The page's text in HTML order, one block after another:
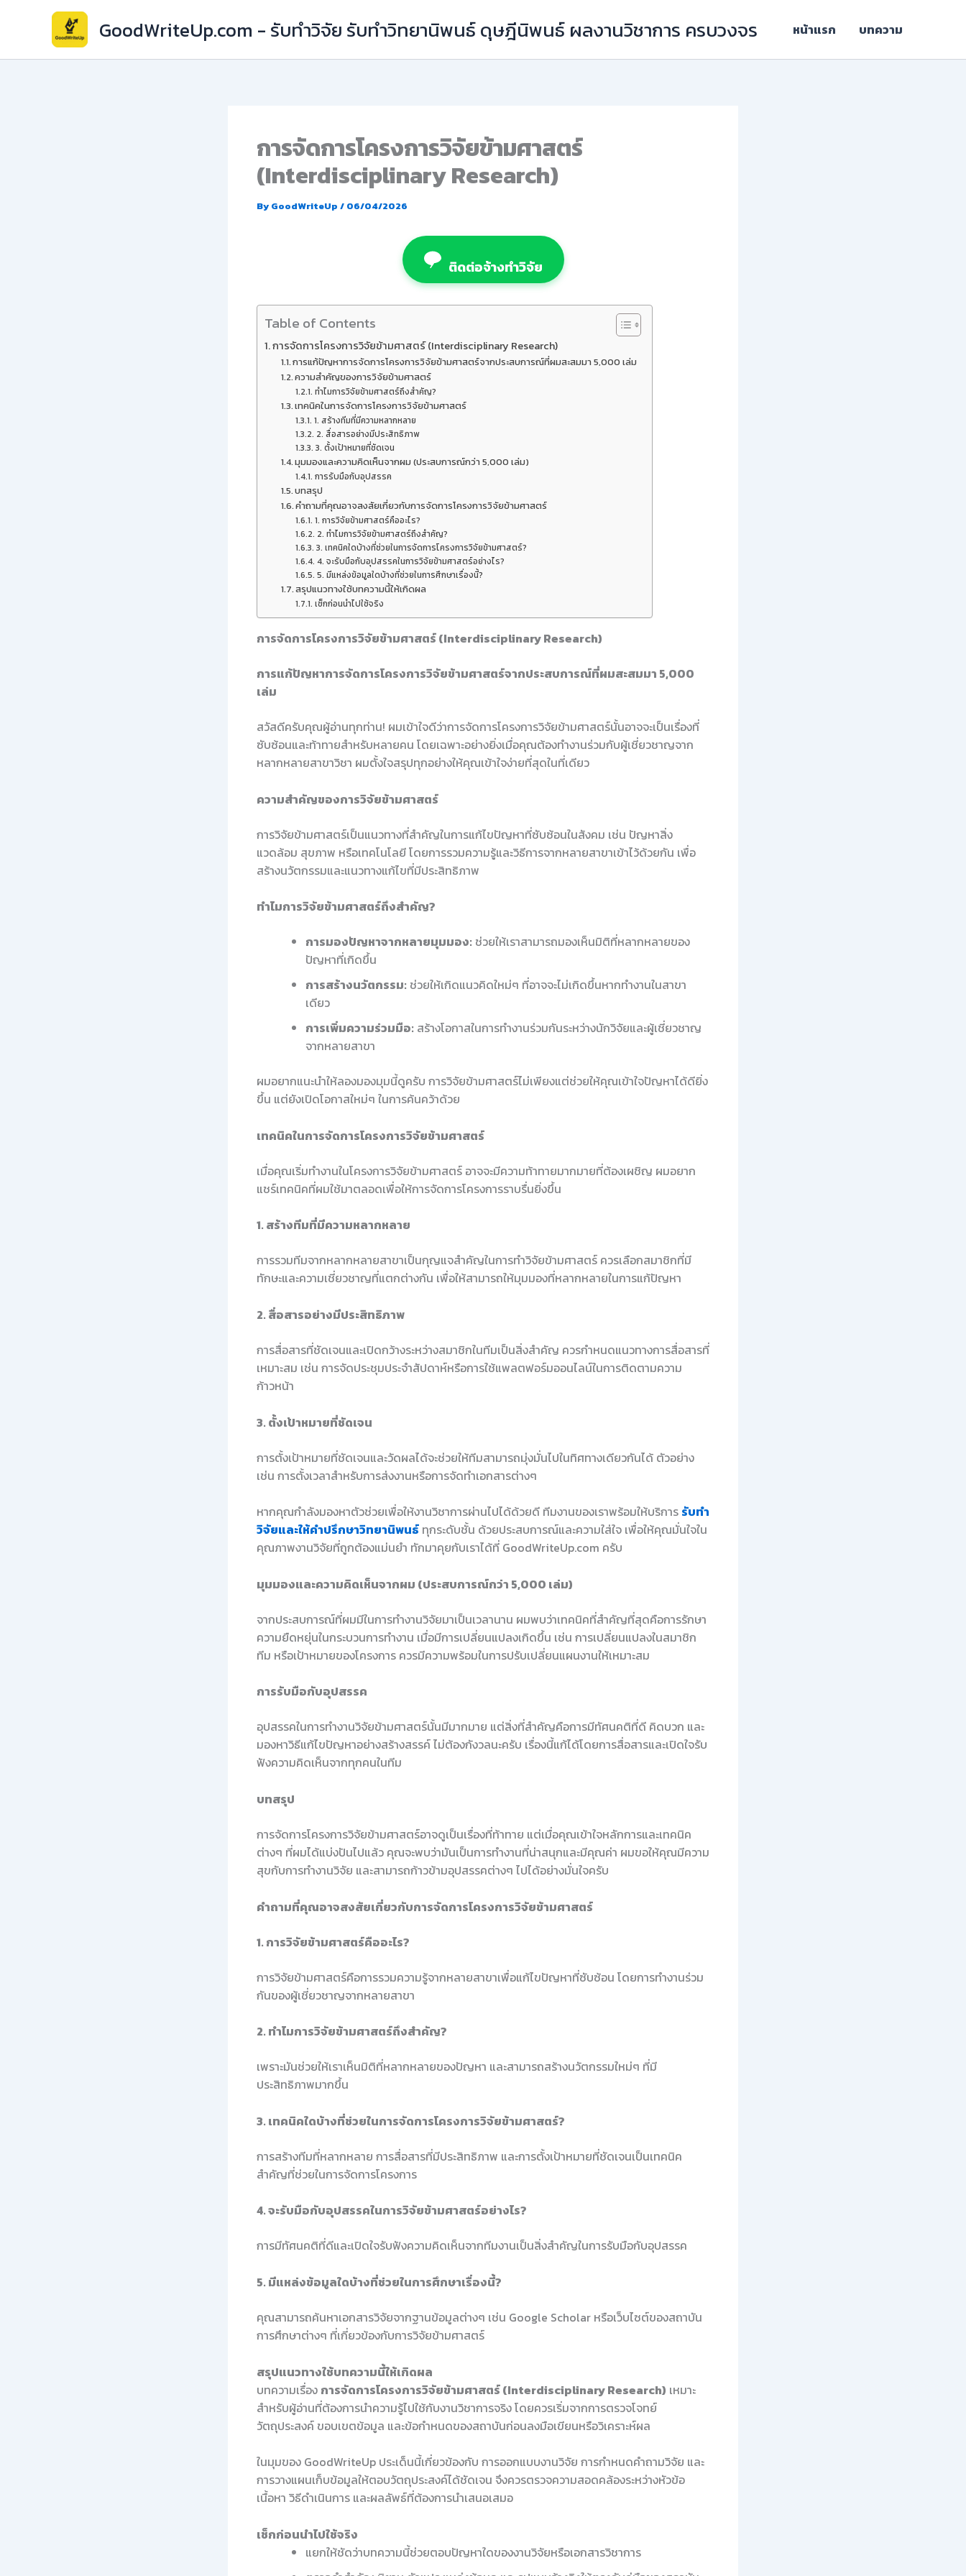
GoodWriteUp.com - รับทำวิจัย รับทำวิทยานิพนธ์ ดุษฎีนิพนธ์ ผลงานวิชาการ ครบวงจร หน้าแรก บทความ
การจัดการโครงการวิจัยข้ามศาสตร์
(Interdisciplinary Research)
By GoodWriteUp / 06/04/2026
ติดต่อจ้างทำวิจัย
Table of Contents
การจัดการโครงการวิจัยข้ามศาสตร์ (Interdisciplinary Research)
การแก้ปัญหาการจัดการโครงการวิจัยข้ามศาสตร์จากประสบการณ์ที่ผมสะสมมา 5,000 เล่ม
ความสำคัญของการวิจัยข้ามศาสตร์
ทำไมการวิจัยข้ามศาสตร์ถึงสำคัญ?
เทคนิคในการจัดการโครงการวิจัยข้ามศาสตร์
1. สร้างทีมที่มีความหลากหลาย
2. สื่อสารอย่างมีประสิทธิภาพ
3. ตั้งเป้าหมายที่ชัดเจน
มุมมองและความคิดเห็นจากผม (ประสบการณ์กว่า 5,000 เล่ม)
การรับมือกับอุปสรรค
บทสรุป
คำถามที่คุณอาจสงสัยเกี่ยวกับการจัดการโครงการวิจัยข้ามศาสตร์
1. การวิจัยข้ามศาสตร์คืออะไร?
2. ทำไมการวิจัยข้ามศาสตร์ถึงสำคัญ?
3. เทคนิคใดบ้างที่ช่วยในการจัดการโครงการวิจัยข้ามศาสตร์?
4. จะรับมือกับอุปสรรคในการวิจัยข้ามศาสตร์อย่างไร?
5. มีแหล่งข้อมูลใดบ้างที่ช่วยในการศึกษาเรื่องนี้?
สรุปแนวทางใช้บทความนี้ให้เกิดผล
เช็กก่อนนำไปใช้จริง
การจัดการโครงการวิจัยข้ามศาสตร์ (Interdisciplinary Research)
การแก้ปัญหาการจัดการโครงการวิจัยข้ามศาสตร์จากประสบการณ์ที่ผมสะสมมา 5,000
เล่ม
สวัสดีครับคุณผู้อ่านทุกท่าน! ผมเข้าใจดีว่าการจัดการโครงการวิจัยข้ามศาสตร์นั้นอาจจะเป็นเรื่องที่
ซับซ้อนและท้าทายสำหรับหลายคน โดยเฉพาะอย่างยิ่งเมื่อคุณต้องทำงานร่วมกับผู้เชี่ยวชาญจาก
หลากหลายสาขาวิชา ผมตั้งใจสรุปทุกอย่างให้คุณเข้าใจง่ายที่สุดในที่เดียว
ความสำคัญของการวิจัยข้ามศาสตร์
การวิจัยข้ามศาสตร์เป็นแนวทางที่สำคัญในการแก้ไขปัญหาที่ซับซ้อนในสังคม เช่น ปัญหาสิ่ง
แวดล้อม สุขภาพ หรือเทคโนโลยี โดยการรวมความรู้และวิธีการจากหลายสาขาเข้าไว้ด้วยกัน เพื่อ
สร้างนวัตกรรมและแนวทางแก้ไขที่มีประสิทธิภาพ
ทำไมการวิจัยข้ามศาสตร์ถึงสำคัญ?
การมองปัญหาจากหลายมุมมอง: ช่วยให้เราสามารถมองเห็นมิติที่หลากหลายของ
ปัญหาที่เกิดขึ้น
การสร้างนวัตกรรม: ช่วยให้เกิดแนวคิดใหม่ๆ ที่อาจจะไม่เกิดขึ้นหากทำงานในสาขา
เดียว
การเพิ่มความร่วมมือ: สร้างโอกาสในการทำงานร่วมกันระหว่างนักวิจัยและผู้เชี่ยวชาญ
จากหลายสาขา
ผมอยากแนะนำให้ลองมองมุมนี้ดูครับ การวิจัยข้ามศาสตร์ไม่เพียงแต่ช่วยให้คุณเข้าใจปัญหาได้ดียิ่ง
ขึ้น แต่ยังเปิดโอกาสใหม่ๆ ในการค้นคว้าด้วย
เทคนิคในการจัดการโครงการวิจัยข้ามศาสตร์
เมื่อคุณเริ่มทำงานในโครงการวิจัยข้ามศาสตร์ อาจจะมีความท้าทายมากมายที่ต้องเผชิญ ผมอยาก
แชร์เทคนิคที่ผมใช้มาตลอดเพื่อให้การจัดการโครงการราบรื่นยิ่งขึ้น
1. สร้างทีมที่มีความหลากหลาย
การรวมทีมจากหลากหลายสาขาเป็นกุญแจสำคัญในการทำวิจัยข้ามศาสตร์ ควรเลือกสมาชิกที่มี
ทักษะและความเชี่ยวชาญที่แตกต่างกัน เพื่อให้สามารถให้มุมมองที่หลากหลายในการแก้ปัญหา
2. สื่อสารอย่างมีประสิทธิภาพ
การสื่อสารที่ชัดเจนและเปิดกว้างระหว่างสมาชิกในทีมเป็นสิ่งสำคัญ ควรกำหนดแนวทางการสื่อสารที่
เหมาะสม เช่น การจัดประชุมประจำสัปดาห์หรือการใช้แพลตฟอร์มออนไลน์ในการติดตามความ
ก้าวหน้า
3. ตั้งเป้าหมายที่ชัดเจน
การตั้งเป้าหมายที่ชัดเจนและวัดผลได้จะช่วยให้ทีมสามารถมุ่งมั่นไปในทิศทางเดียวกันได้ ตัวอย่าง
เช่น การตั้งเวลาสำหรับการส่งงานหรือการจัดทำเอกสารต่างๆ
หากคุณกำลังมองหาตัวช่วยเพื่อให้งานวิชาการผ่านไปได้ด้วยดี ทีมงานของเราพร้อมให้บริการ รับทำ
วิจัยและให้คำปรึกษาวิทยานิพนธ์ ทุกระดับชั้น ด้วยประสบการณ์และความใส่ใจ เพื่อให้คุณมั่นใจใน
คุณภาพงานวิจัยที่ถูกต้องแม่นยำ ทักมาคุยกับเราได้ที่ GoodWriteUp.com ครับ
มุมมองและความคิดเห็นจากผม (ประสบการณ์กว่า 5,000 เล่ม)
จากประสบการณ์ที่ผมมีในการทำงานวิจัยมาเป็นเวลานาน ผมพบว่าเทคนิคที่สำคัญที่สุดคือการรักษา
ความยืดหยุ่นในกระบวนการทำงาน เมื่อมีการเปลี่ยนแปลงเกิดขึ้น เช่น การเปลี่ยนแปลงในสมาชิก
ทีม หรือเป้าหมายของโครงการ ควรมีความพร้อมในการปรับเปลี่ยนแผนงานให้เหมาะสม
การรับมือกับอุปสรรค
อุปสรรคในการทำงานวิจัยข้ามศาสตร์นั้นมีมากมาย แต่สิ่งที่สำคัญคือการมีทัศนคติที่ดี คิดบวก และ
มองหาวิธีแก้ไขปัญหาอย่างสร้างสรรค์ ไม่ต้องกังวลนะครับ เรื่องนี้แก้ได้โดยการสื่อสารและเปิดใจรับ
ฟังความคิดเห็นจากทุกคนในทีม
บทสรุป
การจัดการโครงการวิจัยข้ามศาสตร์อาจดูเป็นเรื่องที่ท้าทาย แต่เมื่อคุณเข้าใจหลักการและเทคนิค
ต่างๆ ที่ผมได้แบ่งปันไปแล้ว คุณจะพบว่ามันเป็นการทำงานที่น่าสนุกและมีคุณค่า ผมขอให้คุณมีความ
สุขกับการทำงานวิจัย และสามารถก้าวข้ามอุปสรรคต่างๆ ไปได้อย่างมั่นใจครับ
คำถามที่คุณอาจสงสัยเกี่ยวกับการจัดการโครงการวิจัยข้ามศาสตร์
1. การวิจัยข้ามศาสตร์คืออะไร?
การวิจัยข้ามศาสตร์คือการรวมความรู้จากหลายสาขาเพื่อแก้ไขปัญหาที่ซับซ้อน โดยการทำงานร่วม
กันของผู้เชี่ยวชาญจากหลายสาขา
2. ทำไมการวิจัยข้ามศาสตร์ถึงสำคัญ?
เพราะมันช่วยให้เราเห็นมิติที่หลากหลายของปัญหา และสามารถสร้างนวัตกรรมใหม่ๆ ที่มี
ประสิทธิภาพมากขึ้น
3. เทคนิคใดบ้างที่ช่วยในการจัดการโครงการวิจัยข้ามศาสตร์?
การสร้างทีมที่หลากหลาย การสื่อสารที่มีประสิทธิภาพ และการตั้งเป้าหมายที่ชัดเจนเป็นเทคนิค
สำคัญที่ช่วยในการจัดการโครงการ
4. จะรับมือกับอุปสรรคในการวิจัยข้ามศาสตร์อย่างไร?
การมีทัศนคติที่ดีและเปิดใจรับฟังความคิดเห็นจากทีมงานเป็นสิ่งสำคัญในการรับมือกับอุปสรรค
5. มีแหล่งข้อมูลใดบ้างที่ช่วยในการศึกษาเรื่องนี้?
คุณสามารถค้นหาเอกสารวิจัยจากฐานข้อมูลต่างๆ เช่น Google Scholar หรือเว็บไซต์ของสถาบัน
การศึกษาต่างๆ ที่เกี่ยวข้องกับการวิจัยข้ามศาสตร์
สรุปแนวทางใช้บทความนี้ให้เกิดผล
บทความเรื่อง การจัดการโครงการวิจัยข้ามศาสตร์ (Interdisciplinary Research) เหมาะ
สำหรับผู้อ่านที่ต้องการนำความรู้ไปใช้กับงานวิชาการจริง โดยควรเริ่มจากการตรวจโจทย์
วัตถุประสงค์ ขอบเขตข้อมูล และข้อกำหนดของสถาบันก่อนลงมือเขียนหรือวิเคราะห์ผล
ในมุมของ GoodWriteUp ประเด็นนี้เกี่ยวข้องกับ การออกแบบงานวิจัย การกำหนดคำถามวิจัย และ
การวางแผนเก็บข้อมูลให้ตอบวัตถุประสงค์ได้ชัดเจน จึงควรตรวจความสอดคล้องระหว่างหัวข้อ
เนื้อหา วิธีดำเนินการ และผลลัพธ์ที่ต้องการนำเสนอเสมอ
เช็กก่อนนำไปใช้จริง
แยกให้ชัดว่าบทความนี้ช่วยตอบปัญหาใดของงานวิจัยหรือเอกสารวิชาการ